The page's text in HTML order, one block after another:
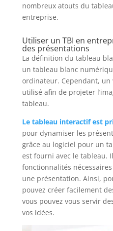
nombreux atouts du
entreprise.
Utiliser un TBI en
des présentations
La définition du tableau
un tableau blanc
ordinateur. Cependant,
utilisé afin de projeter
tableau.
Le tableau interactif est
pour dynamiser les
grâce au logiciel pour un
est fourni avec le tableau.
fonctionnalités
une présentation. Ainsi,
pouvez créer facilement
vous pouvez vous servir
vos idées.